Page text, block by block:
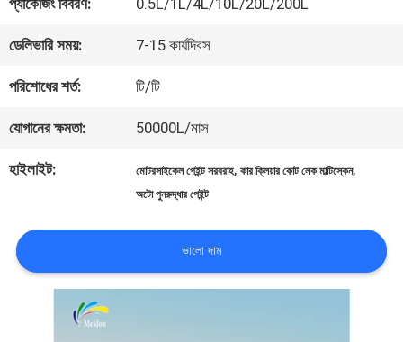
নিয়ন্ত্রণ
করুন
প্যাকেজিং বিবরণ: 0.5L/1L/4L/10L/20L/200L
ডেলিভারি সময়: 7-15 কার্যদিবস
পরিশোধের শর্ত: টি/টি
যোগানের ক্ষমতা: 50000L/মাস
হাইলাইট: মোটরসাইকেল পেইন্ট সরবরাহ,কার ক্লিয়ার কোট লেক মাল্টিস্কেন,
অটো পুনরুদ্ধার পেইন্ট
ভালো দাম